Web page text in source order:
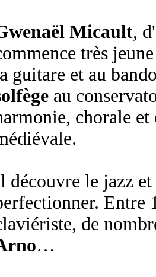
Micault,
très
guitare et au
au
chorale
découvre le jazz
Entre
de
…